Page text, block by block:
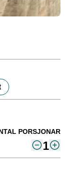
PORSJONAR
1